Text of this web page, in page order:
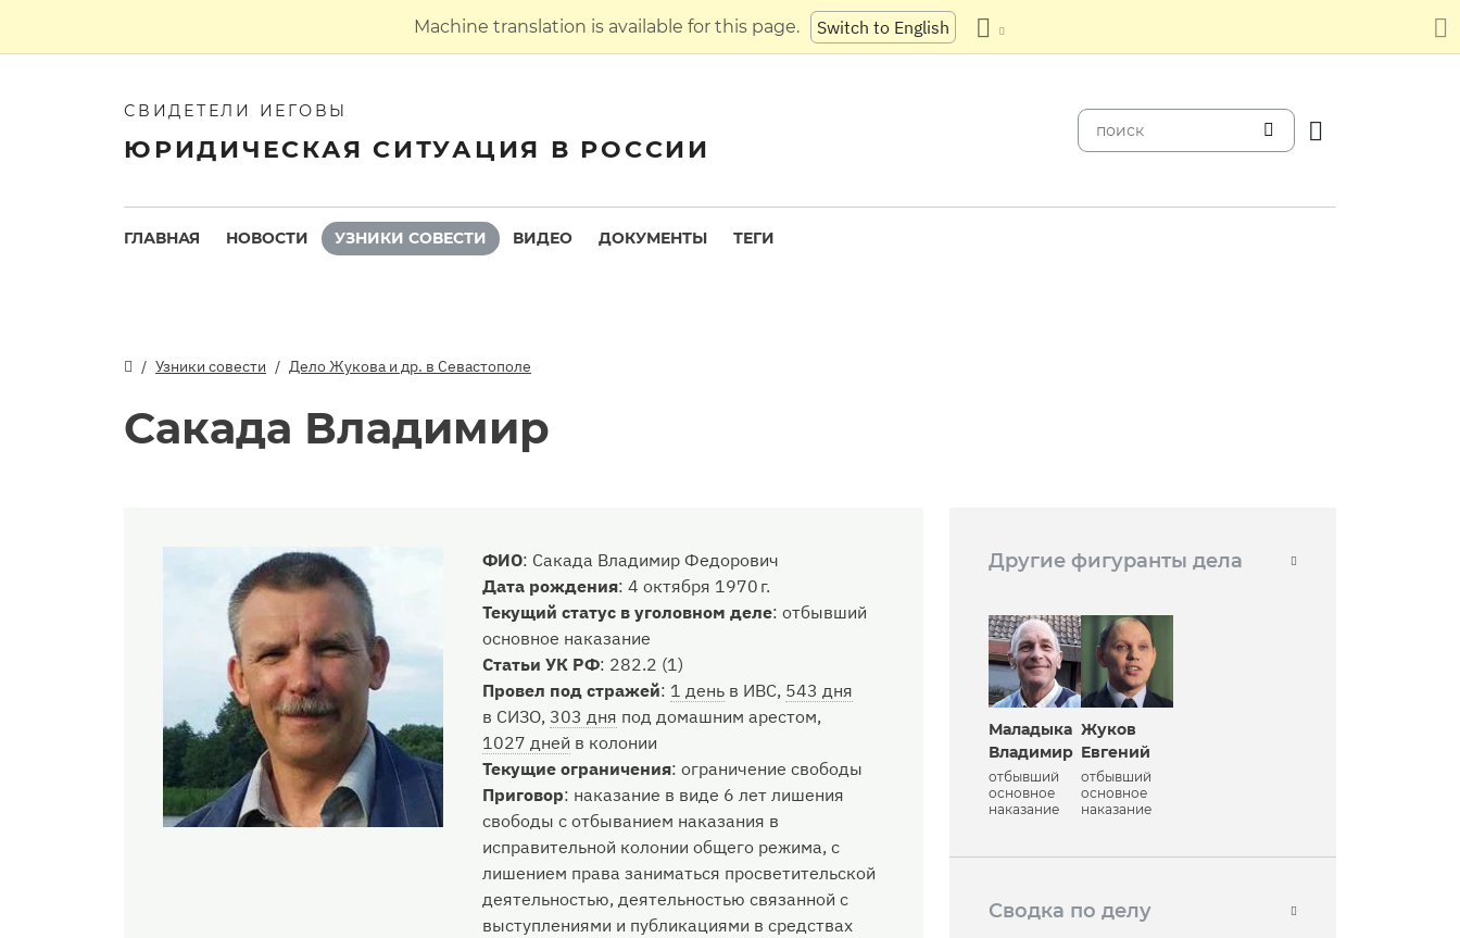
Machine translation is available for this page. Switch to English
СВИДЕТЕЛИ ИЕГОВЫ
ЮРИДИЧЕСКАЯ СИТУАЦИЯ В РОССИИ
ГЛАВНАЯ НОВОСТИ УЗНИКИ СОВЕСТИ ВИДЕО ДОКУМЕНТЫ ТЕГИ
Узники совести Дело Жукова и др. в Севастополе
Сакада Владимир
ФИО: Сакада Владимир Федорович
Дата рождения:4 октября 1970 г.
Текущий статус в уголовном деле:отбывший
основное наказание
Статьи УК РФ: 282.2 (1)
Провел под стражей: 1 день в ИВС, 543 дня
в СИЗО, 303 дня под домашним арестом,
1027 дней в колонии
Текущие ограничения:ограничение свободы
Приговор: наказание в виде 6 лет лишения
свободы с отбыванием наказания в
исправительной колонии общего режима, с
лишением права заниматься просветительской
деятельностью, деятельностью связанной с
выступлениями и публикациями в средствах
Другие фигуранты дела
Маладыка
Владимир
отбывший
основное
наказание
Жуков
Евгений
отбывший
основное
наказание
Сводка по делу